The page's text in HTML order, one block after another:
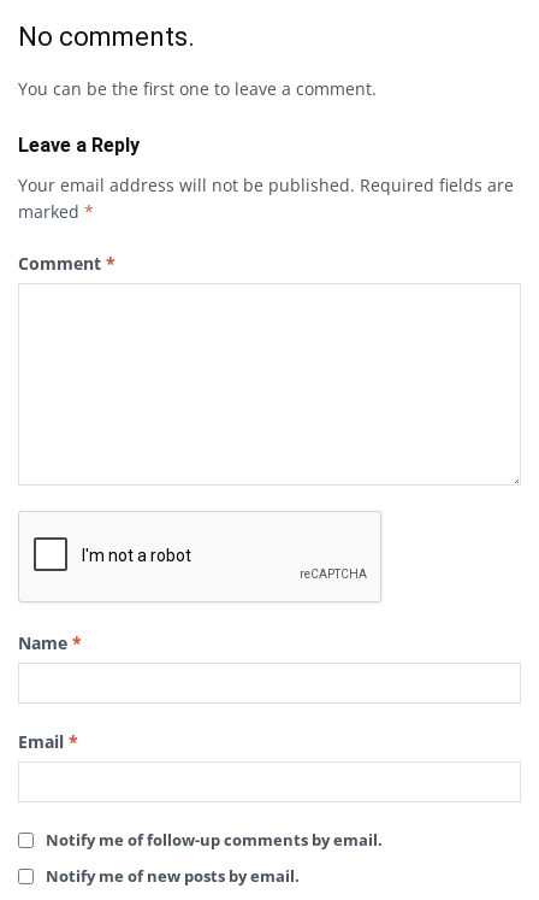
No comments.
You can be the first one to leave a comment.
Leave a Reply
Your email address will not be published. Required fields are
marked *
Comment *
Name *
Email *
Notify me of follow-up comments by email.
Notify me of new posts by email.